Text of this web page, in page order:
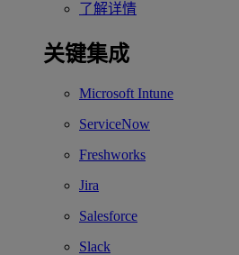
了解详情
关键集成
Microsoft Intune
ServiceNow
Freshworks
Jira
Salesforce
Slack